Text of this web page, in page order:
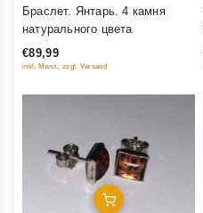
out
5
Браслет. Янтарь. 4 камня
натурального цвета
€89,99
inkl. Mwst., zzgl. Versand
Добавить В Корзину